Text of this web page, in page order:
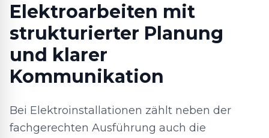
Elektroarbeiten mit
strukturierter Planung
und klarer
Kommunikation
Bei Elektroinstallationen zählt neben der
fachgerechten Ausführung auch die